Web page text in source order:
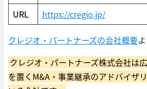
URL https://cregio.jp/
クレジオ・パートナーズの会社概要
クレジオ・パートナーズ株式会社は
を置くM&A・事業継承のアドバイザ